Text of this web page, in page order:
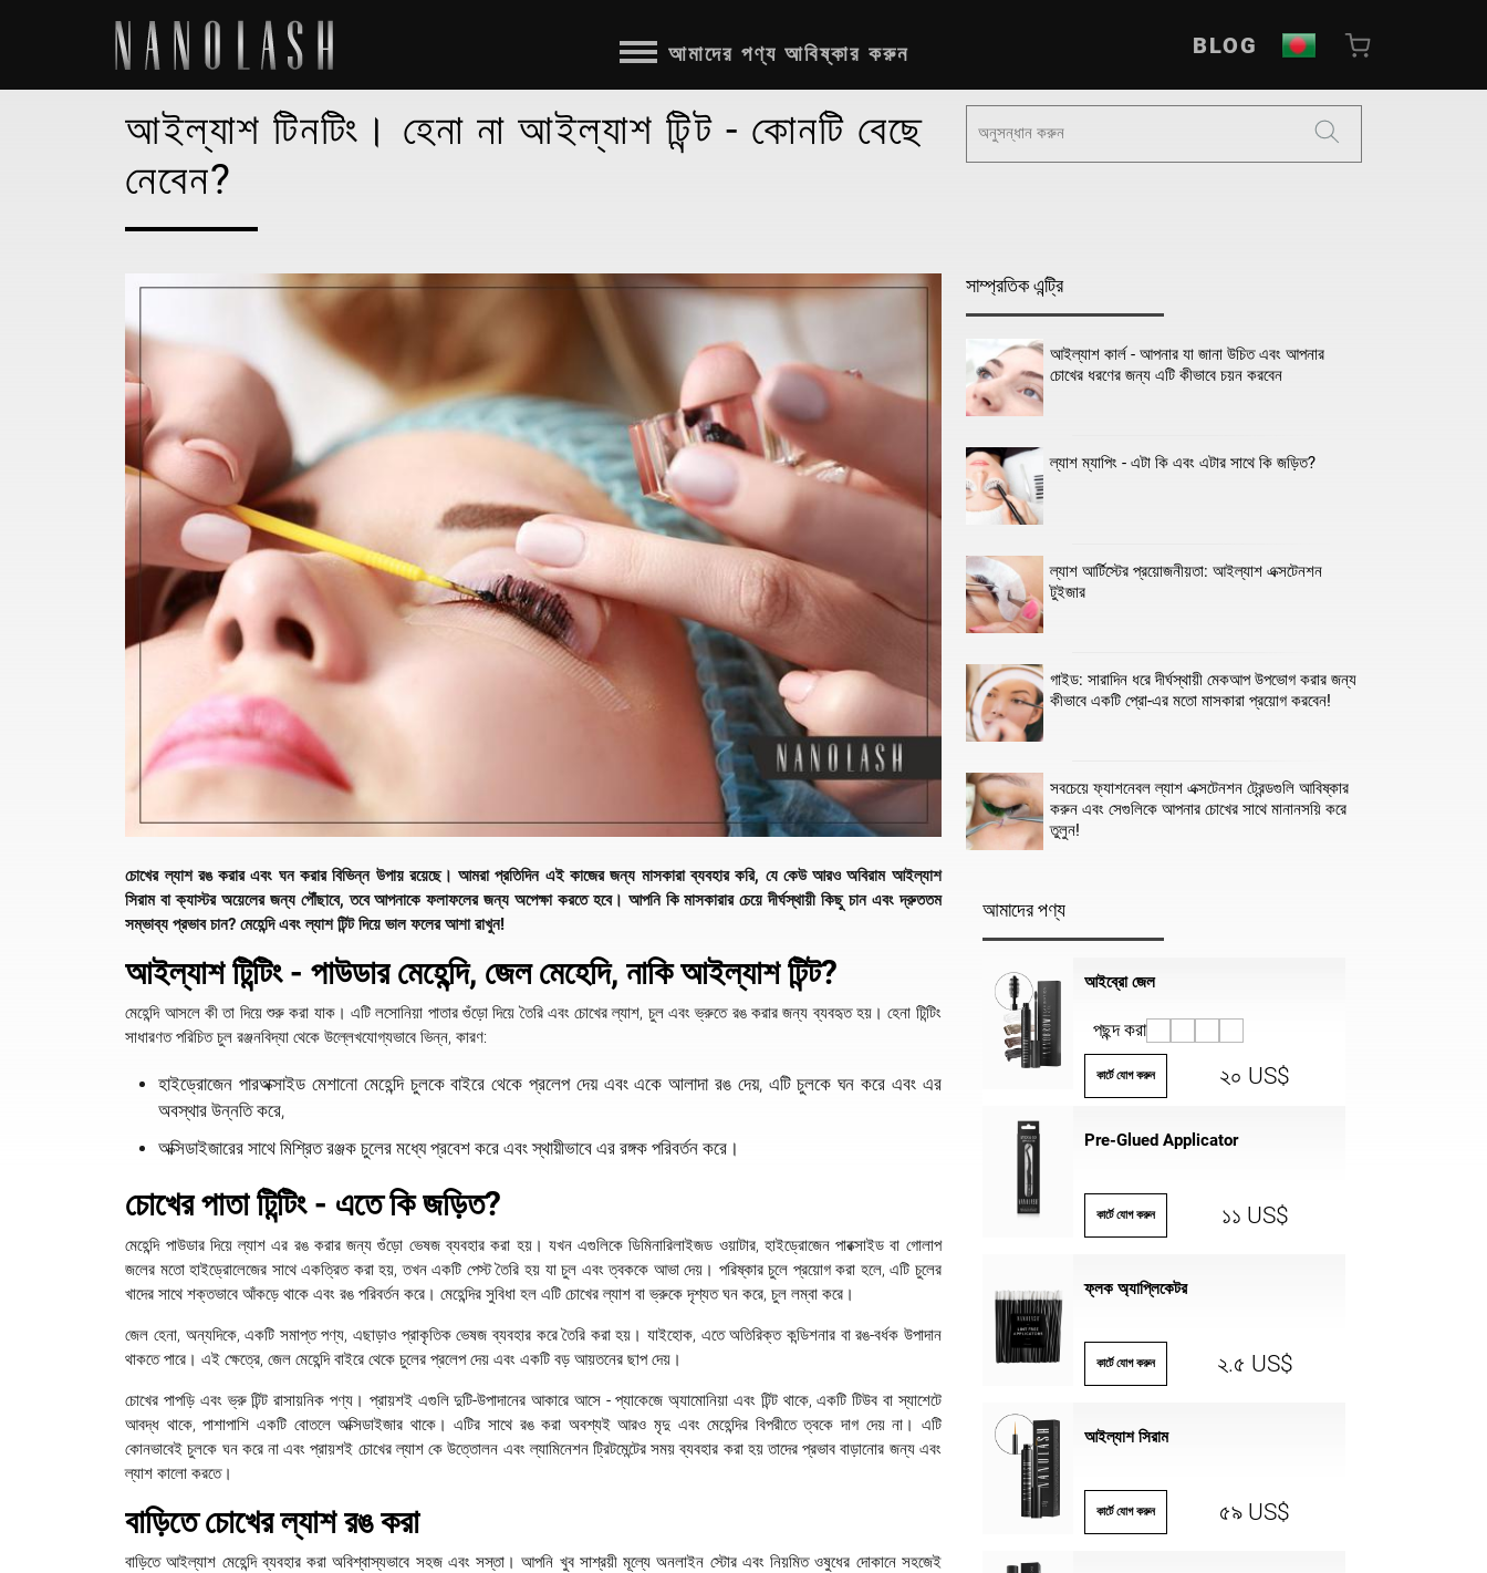
আমাদের পণ্য আবিষ্কার করুন BLOG
আইল্যাশ টিনটিং। হেনা না আইল্যাশ টিন্ট - কোনটি বেছে
নেবেন?
চোখের ল্যাশ রঙ করার এবং ঘন করার বিভিন্ন উপায় রয়েছে। আমরা প্রতিদিন এই কাজের জন্য মাসকারা ব্যবহার করি, যে কেউ আরও অবিরাম আইল্যাশ
সিরাম বা ক্যাস্টর অয়েলের জন্য পৌঁছাবে, তবে আপনাকে ফলাফলের জন্য অপেক্ষা করতে হবে। আপনি কি মাসকারার চেয়ে দীর্ঘস্থায়ী কিছু চান এবং দ্রুততম
সম্ভাব্য প্রভাব চান? মেহেন্দি এবং ল্যাশ টিন্ট দিয়ে ভাল ফলের আশা রাখুন!
আইল্যাশ টিন্টিং - পাউডার মেহেন্দি, জেল মেহেদি, নাকি আইল্যাশ টিন্ট?
মেহেন্দি আসলে কী তা দিয়ে শুরু করা যাক। এটি লসোনিয়া পাতার গুঁড়ো দিয়ে তৈরি এবং চোখের ল্যাশ, চুল এবং ভ্রুতে রঙ করার জন্য ব্যবহৃত হয়। হেনা টিন্টিং
সাধারণত পরিচিত চুল রঞ্জনবিদ্যা থেকে উল্লেখযোগ্যভাবে ভিন্ন, কারণ:
হাইড্রোজেন পারঅক্সাইড মেশানো মেহেন্দি চুলকে বাইরে থেকে প্রলেপ দেয় এবং একে আলাদা রঙ দেয়, এটি চুলকে ঘন করে এবং এর
অবস্থার উন্নতি করে,
অক্সিডাইজারের সাথে মিশ্রিত রঞ্জক চুলের মধ্যে প্রবেশ করে এবং স্থায়ীভাবে এর রঙ্গক পরিবর্তন করে।
চোখের পাতা টিন্টিং - এতে কি জড়িত?
মেহেন্দি পাউডার দিয়ে ল্যাশ এর রঙ করার জন্য গুঁড়ো ভেষজ ব্যবহার করা হয়। যখন এগুলিকে ডিমিনারিলাইজড ওয়াটার, হাইড্রোজেন পারক্সাইড বা গোলাপ
জলের মতো হাইড্রোলেজের সাথে একত্রিত করা হয়, তখন একটি পেস্ট তৈরি হয় যা চুল এবং ত্বককে আভা দেয়। পরিষ্কার চুলে প্রয়োগ করা হলে, এটি চুলের
খাদের সাথে শক্তভাবে আঁকড়ে থাকে এবং রঙ পরিবর্তন করে। মেহেন্দির সুবিধা হল এটি চোখের ল্যাশ বা ভ্রুকে দৃশ্যত ঘন করে, চুল লম্বা করে।
জেল হেনা, অন্যদিকে, একটি সমাপ্ত পণ্য, এছাড়াও প্রাকৃতিক ভেষজ ব্যবহার করে তৈরি করা হয়। যাইহোক, এতে অতিরিক্ত কন্ডিশনার বা রঙ-বর্ধক উপাদান
থাকতে পারে। এই ক্ষেত্রে, জেল মেহেন্দি বাইরে থেকে চুলের প্রলেপ দেয় এবং একটি বড় আয়তনের ছাপ দেয়।
চোখের পাপড়ি এবং ভ্রু টিন্ট রাসায়নিক পণ্য। প্রায়শই এগুলি দুটি-উপাদানের আকারে আসে - প্যাকেজে অ্যামোনিয়া এবং টিন্ট থাকে, একটি টিউব বা স্যাশেটে
আবদ্ধ থাকে, পাশাপাশি একটি বোতলে অক্সিডাইজার থাকে। এটির সাথে রঙ করা অবশ্যই আরও মৃদু এবং মেহেন্দির বিপরীতে ত্বকে দাগ দেয় না। এটি
কোনভাবেই চুলকে ঘন করে না এবং প্রায়শই চোখের ল্যাশ কে উত্তোলন এবং ল্যামিনেশন ট্রিটমেন্টের সময় ব্যবহার করা হয় তাদের প্রভাব বাড়ানোর জন্য এবং
ল্যাশ কালো করতে।
বাড়িতে চোখের ল্যাশ রঙ করা
বাড়িতে আইল্যাশ মেহেন্দি ব্যবহার করা অবিশ্বাস্যভাবে সহজ এবং সস্তা। আপনি খুব সাশ্রয়ী মূল্যে অনলাইন স্টোর এবং নিয়মিত ওষুধের দোকানে সহজেই
সাম্প্রতিক এন্ট্রি
আইল্যাশ কার্ল - আপনার যা জানা উচিত এবং আপনার
চোখের ধরণের জন্য এটি কীভাবে চয়ন করবেন
ল্যাশ ম্যাপিং - এটা কি এবং এটার সাথে কি জড়িত?
ল্যাশ আর্টিস্টের প্রয়োজনীয়তা: আইল্যাশ এক্সটেনশন
টুইজার
গাইড: সারাদিন ধরে দীর্ঘস্থায়ী মেকআপ উপভোগ করার জন্য
কীভাবে একটি প্রো-এর মতো মাসকারা প্রয়োগ করবেন!
সবচেয়ে ফ্যাশনেবল ল্যাশ এক্সটেনশন ট্রেন্ডগুলি আবিষ্কার
করুন এবং সেগুলিকে আপনার চোখের সাথে মানানসয়ি করে
তুলুন!
আমাদের পণ্য
আইব্রো জেল
পছন্দ করা
কার্টে যোগ করুন ২০ US$
Pre-Glued Applicator
কার্টে যোগ করুন ১১ US$
ফ্লক অ্যাপ্লিকেটর
কার্টে যোগ করুন ২.৫ US$
আইল্যাশ সিরাম
কার্টে যোগ করুন ৫৯ US$